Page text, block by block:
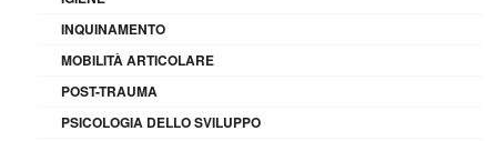
INQUINAMENTO
MOBILITÀ ARTICOLARE
POST-TRAUMA
PSICOLOGIA DELLO SVILUPPO